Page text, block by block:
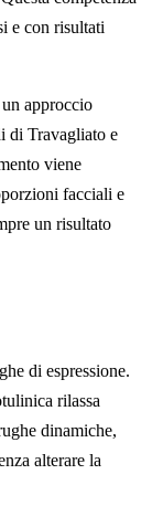
e con risultati
approccio
di Travagliato e
viene
facciali e
un risultato
di espressione.
rilassa
dinamiche,
alterare la